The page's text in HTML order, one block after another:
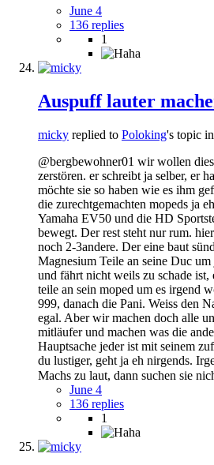
June 4
136 replies
1
Auspuff lauter
micky replied to Poloking's topic in
@bergbewohner01 wir wollen
zerstören. er schreibt ja selber, er
möchte sie so haben wie es ihm
die zurechtgemachten mopeds ja
Yamaha EV50 und die HD
bewegt. Der rest steht nur rum.
noch 2-3andere. Der eine baut
Magnesium Teile an seine Duc um
und fährt nicht weils zu schade ist,
teile an sein moped um es irgend
999, danach die Pani. Weiss den
egal. Aber wir machen doch alle
mitläufer und machen was die
Hauptsache jeder ist mit seinem
du lustiger, geht ja eh nirgends.
Machs zu laut, dann suchen sie
June 4
136 replies
1